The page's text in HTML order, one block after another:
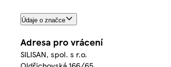
Údaje o značce
Adresa pro vrácení
SILISAN, spol. s r.o.